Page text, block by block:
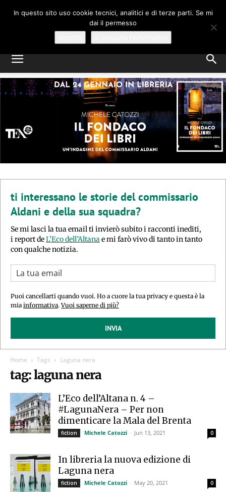
MICHELE CATOZZI
GIALLI E MYSTERY, A VENEZIA
ti interessano le storie del commissario
Aldani e della sua squadra?
Se mi lasci la tua email ti invierò subito i racconti inediti,
i report deL’Eco dell’Altanae mi farò vivo di tanto in tanto
con qualche notizia.
Puoi cancellarti quando vuoi. Ho a cuore la tua privacy e questa è la
mia informativa.Vuoi saperne di più?
INVIA
Home Tags Laguna nera
tag: laguna nera
L’Eco dell’Altana n. 4 –
#LagunaNera – Per non
dimenticare la Mala del Brenta
fiction Michele Catozzi - Jun 13, 2021 0
In libreria la nuova edizione di
Laguna nera
fiction Michele Catozzi - May 20, 2021 0
In questo sito uso cookie tecnici, analitici e di terze parti. Se mi
dai il permesso